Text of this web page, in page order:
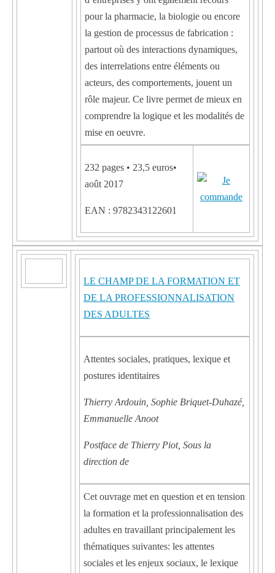
pour la pharmacie, la biologie ou encore
la gestion de processus de fabrication :
partout où des interactions dynamiques,
des interrelations entre éléments ou
acteurs, des comportements, jouent un
rôle majeur. Ce livre permet de mieux en
comprendre la logique et les modalités de
mise en oeuvre.
232 pages • 23,5 euros•
août 2017
EAN : 9782343122601
LE CHAMP DE LA FORMATION ET
DE LA PROFESSIONNALISATION
DES ADULTES
Attentes sociales, pratiques, lexique et
postures identitaires
Thierry Ardouin, Sophie Briquet-Duhazé,
Emmanuelle Anoot
Postface de Thierry Piot, Sous la
direction de
Cet ouvrage met en question et en tension
la formation et la professionnalisation des
adultes en travaillant principalement les
thématiques suivantes: les attentes
sociales et les enjeux sociaux, le lexique